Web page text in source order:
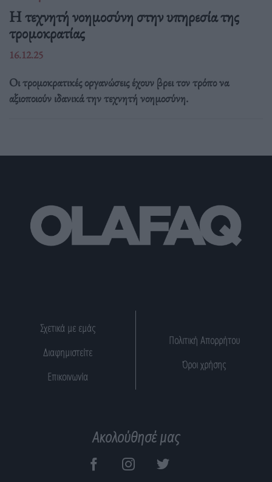
Η τεχνητή νοημοσύνη στην υπηρεσία της
τρομοκρατίας
16.12.25
Οι τρομοκρατικές οργανώσεις έχουν βρει τον τρόπο να
αξιοποιούν ιδανικά την τεχνητή νοημοσύνη.
Σχετικά με εμάς
Διαφημιστείτε
Επικοινωνία
Πολιτική Απορρήτου
Όροι χρήσης
Ακολούθησέ μας